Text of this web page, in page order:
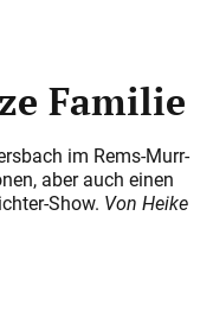
Familie
im Rems-Murr-
aber auch einen
Show. Von Heike